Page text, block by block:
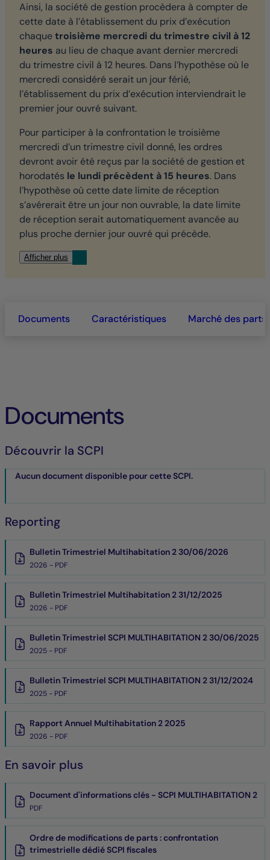
Ainsi, la société de gestion procèdera à compter de
cette date à l’établissement du prix d’exécution
chaquetroisième mercredi du trimestre civil à 12
heures au lieu de chaque avant dernier mercredi
du trimestre civil à 12 heures. Dans l’hypothèse où le
mercredi considéré serait un jour férié,
l’établissement du prix d’exécution interviendrait le
premier jour ouvré suivant.
Pour participer à la confrontation le troisième
mercredi d’un trimestre civil donné, les ordres
devront avoir été reçus par la société de gestion et
horodatés le lundi précèdent à 15 heures. Dans
l’hypothèse où cette date limite de réception
s’avérerait être un jour non ouvrable, la date limite
de réception serait automatiquement avancée au
plus proche dernier jour ouvré qui précède.
Afficher plus
Documents Caractéristiques Marché des parts
Documents
Découvrir la SCPI
Aucun document disponible pour cette SCPI.
Reporting
Bulletin Trimestriel Multihabitation 2 30/06/2026
2026 - PDF
Bulletin Trimestriel Multihabitation 2 31/12/2025
2026 - PDF
Bulletin Trimestriel SCPI MULTIHABITATION 2 30/06/2025
2025 - PDF
Bulletin Trimestriel SCPI MULTIHABITATION 2 31/12/2024
2025 - PDF
Rapport Annuel Multihabitation 2 2025
2026 - PDF
En savoir plus
Document d'informations clés - SCPI MULTIHABITATION 2
PDF
Ordre de modifications de parts : confrontation
trimestrielle dédié SCPI fiscales